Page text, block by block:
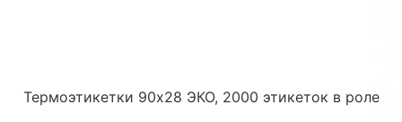
Термоэтикетки 90х28 ЭКО, 2000 этикеток в роле